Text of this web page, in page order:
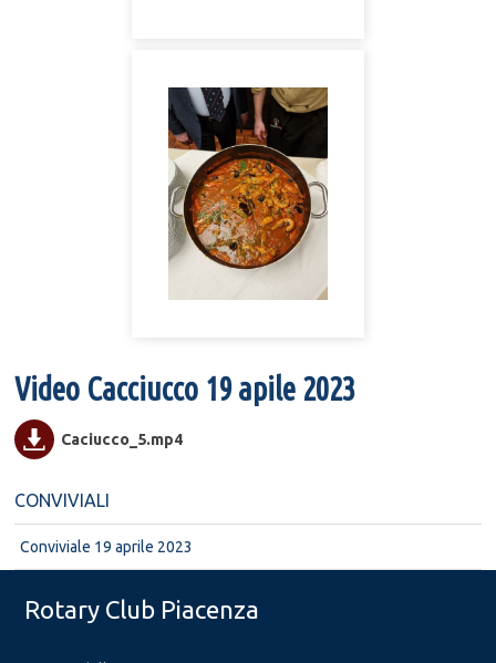
Video Cacciucco 19 apile 2023
Caciucco_5.mp4
CONVIVIALI
Conviviale 19 aprile 2023
Rotary Club Piacenza